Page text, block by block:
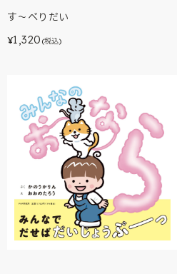
す～べりだい
¥1,320 (税込)